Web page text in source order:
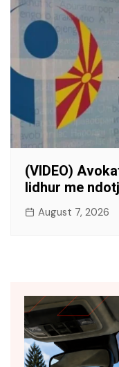
(VIDEO)
lidhur me
August 7, 2026